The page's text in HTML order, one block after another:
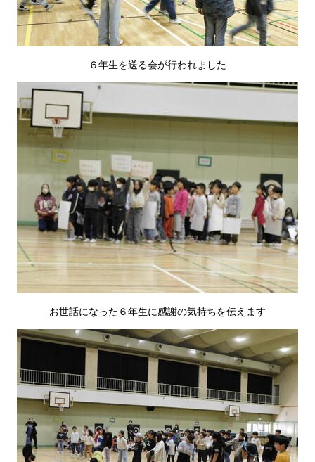
６年生を送る会が行われました
お世話になった６年生に感謝の気持ちを伝えます